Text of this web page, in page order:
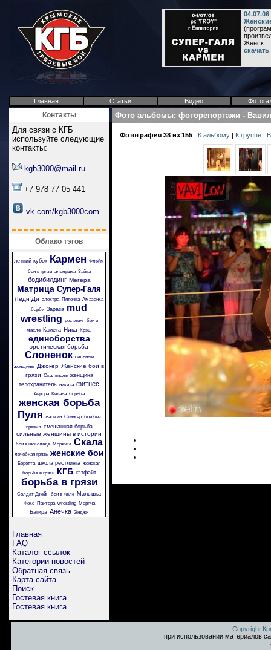
Женск...
Главная Статьи Видео
Контакты
Для связи с КГБ
используйте следующие
контакты:
kgb3000@mail.ru
+7 978 77 05 441
vk.com/kgb3000com
Облако тэгов
летний кубок Кармен Флэйм
бои в грязи аленушка Зайка
бодибилдинг Мегера
Матрица Супер-Галя
Леди Ди электра Пяточка Амазонка
барби Зараза mud
wrestling рестлинг бои в
масле Камета Ника Крэш
единоборства
эротическая борьба
Слоненок сильные
женщины Джокер Женские бои в
грязи Скальпель женщина
телохранитель никита фитнес
Аврора Китана борьба
женская борьба
Пуля жасмин Стингер бои без
правил смешанная борьба
сильные женщины в истории
бои в шоколаде Морячка Скала
лечебная грязь женские бои
Беретта школа рестлинга женская
борьба в грязи
КГБ кэтфайт
борьба в грязи
Солдат Джейн бои в желе Малышка
Фокс Пантера wrestling Моряча
Багира Анечка Энджи
Главная
FAQ
Каталог ссылок
Категории новостей
Обратная связь
Карта сайта
Поиск
Гостевая книга
Гостевая книга
Фото альбомы: фоторепортажи -
Фотография 38 из 155 | К альбому | К группе |
Copyright
при использовании материалов